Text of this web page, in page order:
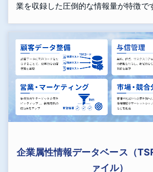
業を収録した圧倒的な情報量が特徴で
企業属性情報データベース（
ァイル）